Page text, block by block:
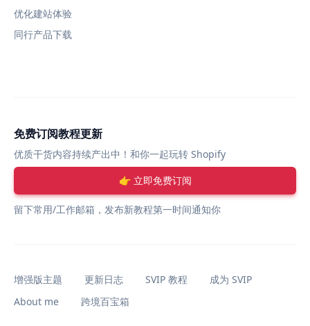
优化建站体验
同行产品下载
免费订阅教程更新
优质干货内容持续产出中！和你一起玩转 Shopify
👉 立即免费订阅
留下常用/工作邮箱，发布新教程第一时间通知你
增强版主题 更新日志 SVIP 教程
成为 SVIP
About me
跨境百宝箱